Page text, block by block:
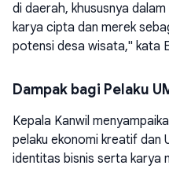
di daerah, khususnya
karya cipta dan merek
potensi desa wisata," kata
Dampak bagi Pelaku
Kepala Kanwil
pelaku ekonomi kreatif dan
identitas bisnis serta karya